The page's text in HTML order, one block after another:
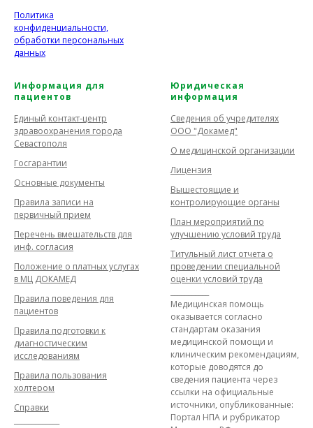
Политика
конфиденциальности,
обработки персональных
данных
Информация для
пациентов
Единый контакт-центр
здравоохранения города
Севастополя
Госгарантии
Основные документы
Правила записи на
первичный прием
Перечень вмешательств для
инф. согласия
Положение о платных услугах
в МЦ ДОКАМЕД
Правила поведения для
пациентов
Правила подготовки к
диагностическим
исследованиям
Правила пользования
холтером
Справки
Юридическая
информация
Сведения об учредителях
ООО "Докамед"
О медицинской организации
Лицензия
Вышестоящие и
контролирующие органы
План мероприятий по
улучшению условий труда
Титульный лист отчета о
проведении специальной
оценки условий труда
Медицинская помощь
оказывается согласно
стандартам оказания
медицинской помощи и
клиническим рекомендациям,
которые доводятся до
сведения пациента через
ссылки на официальные
источники, опубликованные:
Портал НПА и рубрикатор